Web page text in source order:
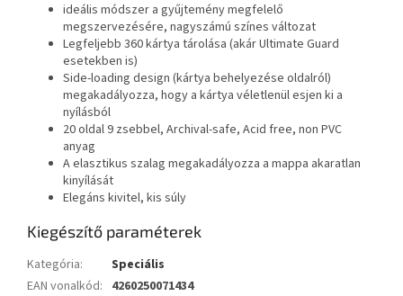
ideális módszer a gyűjtemény megfelelő
megszervezésére, nagyszámú színes változat
Legfeljebb 360 kártya tárolása (akár Ultimate Guard
esetekben is)
Side-loading design (kártya behelyezése oldalról)
megakadályozza, hogy a kártya véletlenül esjen ki a
nyílásból
20 oldal 9 zsebbel, Archival-safe, Acid free, non PVC
anyag
A elasztikus szalag megakadályozza a mappa akaratlan
kinyílását
Elegáns kivitel, kis súly
Kiegészítő paraméterek
Kategória:
Speciális
EAN vonalkód: 4260250071434